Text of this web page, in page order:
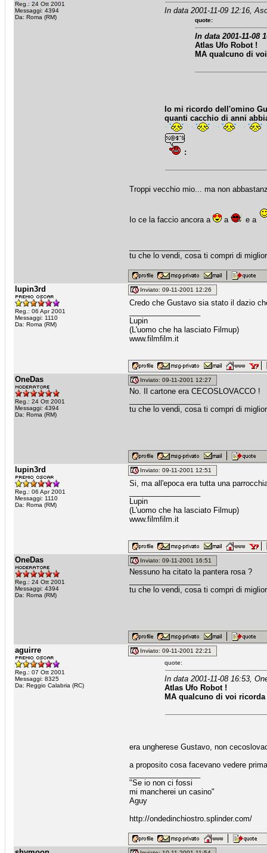
Reg.: 24 Ott 2001
Messaggi: 4394
Da: Roma (RM)
In data 2001-11-09 12:16,
quote:
In data 2001-11-08
Atlas Ufo Robot !
MA qualcuno di
Io mi ricordo dell'omino
quanti cacchio di anni
:
Troppi vecchio mio... ma non
Io ce la faccio ancora a a e a
tu che lo vendi, cosa ti compri di
lupin3rd
Reg.: 06 Apr 2001
Messaggi: 1110
Da: Roma (RM)
Inviato: 09-11-2001 12:26
Credo che Gustavo sia stato il dazio
Lupin
(L'uomo che ha lasciato Filmup)
www.filmfilm.it
OneDas
Reg.: 24 Ott 2001
Messaggi: 4394
Da: Roma (RM)
Inviato: 09-11-2001 12:27
No. Il cartone era CECOSLOVACCO !
tu che lo vendi, cosa ti compri di
lupin3rd
Reg.: 06 Apr 2001
Messaggi: 1110
Da: Roma (RM)
Inviato: 09-11-2001 12:51
Si, ma all'epoca era tutta una
Lupin
(L'uomo che ha lasciato Filmup)
www.filmfilm.it
OneDas
Reg.: 24 Ott 2001
Messaggi: 4394
Da: Roma (RM)
Inviato: 09-11-2001 16:51
Nessuno ha citato la pantera rosa ?
tu che lo vendi, cosa ti compri di
aguirre
Reg.: 07 Ott 2001
Messaggi: 8325
Da: Reggio Calabria (RC)
Inviato: 09-11-2001 22:21
quote:
In data 2001-11-08 16:53,
Atlas Ufo Robot !
MA qualcuno di voi
era ungherese Gustavo, non
a proposito cosa facevano vedere
"Se io non ci fossi
mi mancherei un casino"
Aguy
http://ondedinchiostro.splinder.com/